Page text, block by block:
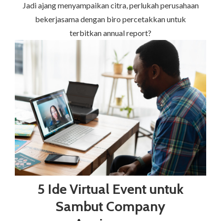
Jadi ajang menyampaikan citra, perlukah perusahaan
bekerjasama dengan biro percetakkan untuk
terbitkan annual report?
5 Ide Virtual Event untuk
Sambut Company